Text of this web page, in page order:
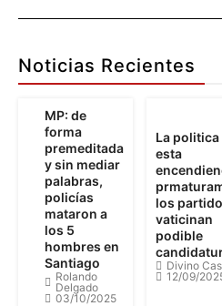
Aquí
Detalles
Noticias Recientes
MP: de
forma
premeditada
y sin mediar
palabras,
policías
mataron a
los 5
hombres en
Santiago
Rolando
Delgado
03/10/2025
La politica
esta
los
vaticinan
podible
Divino
12/09/